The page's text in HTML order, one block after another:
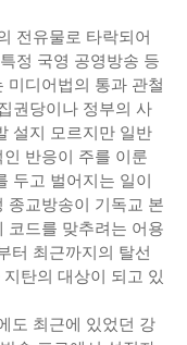
전유물로 타락되어
정 국영 공영방송 등
미디어법의 통과 관철
권당이나 정부의 사
설지 모르지만 일반
반응이 주를 이룬
두고 벌어지는 일이
종교방송이 기독교 본
코드를 맞추려는 어용
터 최근까지의 탈선
탄의 대상이 되고 있
도 최근에 있었던 강